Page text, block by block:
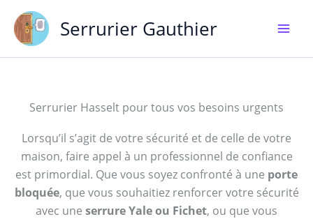
contenu
Serrurier Gauthier
Serrurier Hasselt pour tous vos besoins urgents
Lorsqu’il s’agit de votre sécurité et de celle de votre
maison, faire appel à un professionnel de confiance
est primordial. Que vous soyez confronté à une porte
bloquée, que vous souhaitiez renforcer votre sécurité
avec une serrure Yale ou Fichet, ou que vous